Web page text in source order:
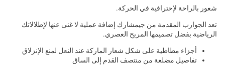
شعور بالراحة لإحترافية في الحركة.
تعد الجوارب المقدمة من جيمشارك إضافة عملية لا غنى عنها لإطلالاتك
الرياضية بفضل تصميمها المريح العصري.
أجزاء مطاطية على شكل شعار الماركة عند النعل لمنع الإنزلاق
تفاصيل مضلعة من منتصف القدم إلى الساق